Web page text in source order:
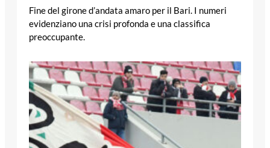
Fine del girone d’andata amaro per il Bari. I numeri
evidenziano una crisi profonda e una classifica
preoccupante.